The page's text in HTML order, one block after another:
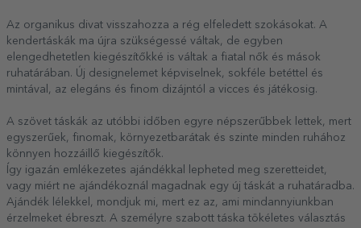
Az organikus divat visszahozza a rég elfeledett szokásokat. A
kendertáskák ma újra szükségessé váltak, de egyben
elengedhetetlen kiegészítőkké is váltak a fiatal nők és mások
ruhatárában. Új designelemet képviselnek, sokféle betéttel és
mintával, az elegáns és finom dizájntól a vicces és játékosig.
A szövet táskák az utóbbi időben egyre népszerűbbek lettek, mert
egyszerűek, finomak, környezetbarátak és szinte minden ruhához
könnyen hozzáillő kiegészítők.
Így igazán emlékezetes ajándékkal lepheted meg szeretteidet,
vagy miért ne ajándékoznál magadnak egy új táskát a ruhatáradba.
Ajándék lélekkel, mondjuk mi, mert ez az, ami mindannyiunkban
érzelmeket ébreszt. A személyre szabott táska tökéletes választás